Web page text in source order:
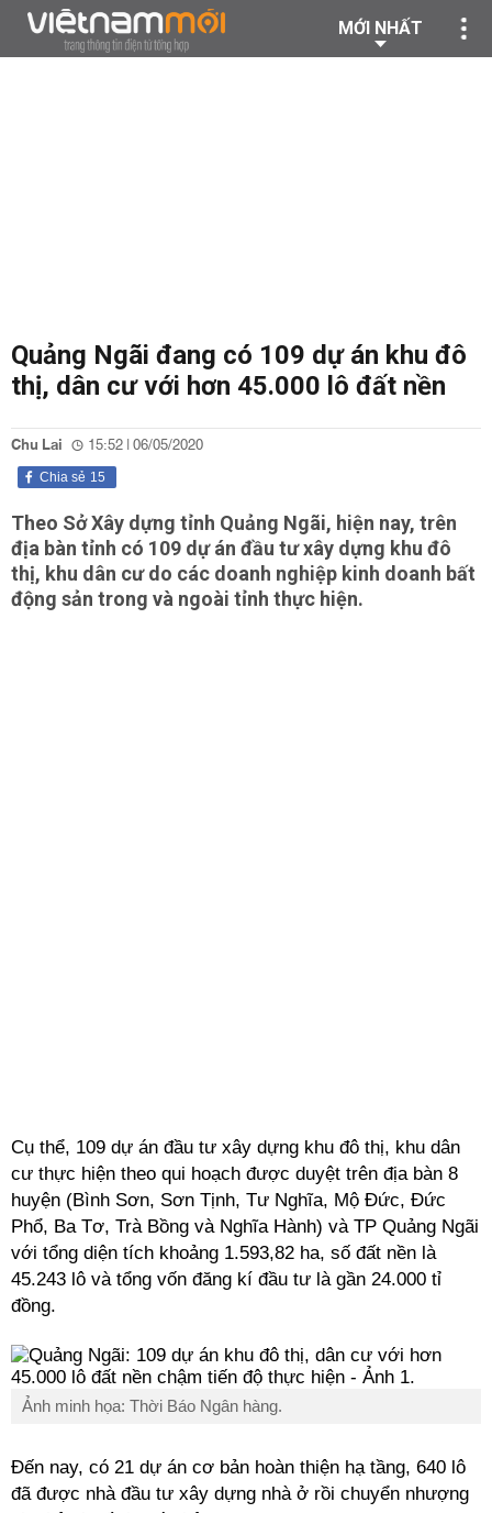
MỚI NHẤT
Quảng Ngãi đang có 109 dự án khu đô
thị, dân cư với hơn 45.000 lô đất nền
Chu Lai 15:52 | 06/05/2020
15
Chia sẻ
Theo Sở Xây dựng tỉnh Quảng Ngãi, hiện nay, trên
địa bàn tỉnh có 109 dự án đầu tư xây dựng khu đô
thị, khu dân cư do các doanh nghiệp kinh doanh bất
động sản trong và ngoài tỉnh thực hiện.
Cụ thể, 109 dự án đầu tư xây dựng khu đô thị, khu dân
cư thực hiện theo qui hoạch được duyệt trên địa bàn 8
huyện (Bình Sơn, Sơn Tịnh, Tư Nghĩa, Mộ Đức, Đức
Phổ, Ba Tơ, Trà Bồng và Nghĩa Hành) và TP Quảng Ngãi
với tổng diện tích khoảng 1.593,82 ha, số đất nền là
45.243 lô và tổng vốn đăng kí đầu tư là gần 24.000 tỉ
đồng.
Ảnh minh họa: Thời Báo Ngân hàng.
Đến nay, có 21 dự án cơ bản hoàn thiện hạ tầng, 640 lô
đã được nhà đầu tư xây dựng nhà ở rồi chuyển nhượng